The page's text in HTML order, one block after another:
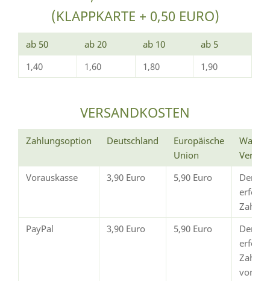
(KLAPPKARTE + 0,50 EURO)
ab 50 ab 20 ab 10
ab 5
1,40
1,60 1,80 1,90
VERSANDKOSTEN
Zahlungsoption Deutschland
Europäische
Union
Wann
Vorauskasse
3,90 Euro 5,90 Euro
Der
erfolgt
PayPal
3,90 Euro 5,90 Euro
Der
von